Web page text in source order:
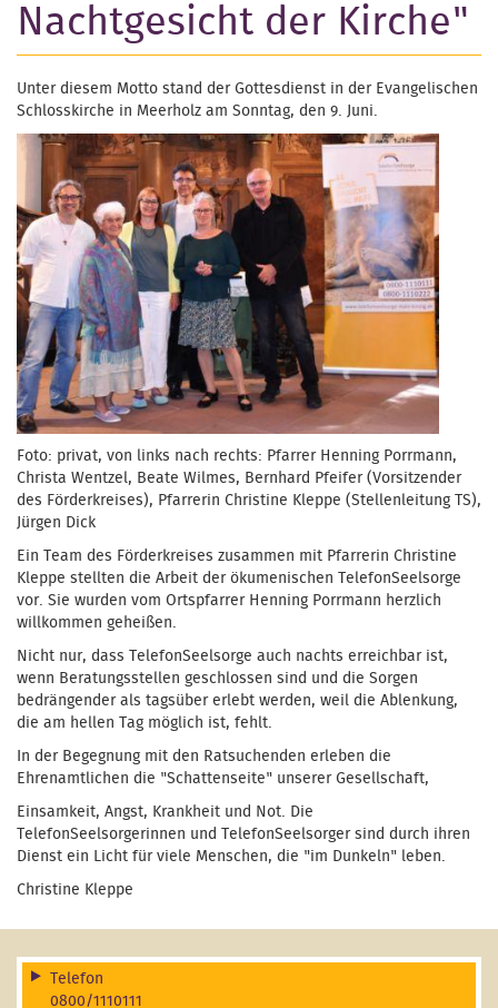
Nachtgesicht der Kirche"
Unter diesem Motto stand der Gottesdienst in der Evangelischen
Schlosskirche in Meerholz am Sonntag, den 9. Juni.
Foto: privat, von links nach rechts: Pfarrer Henning Porrmann,
Christa Wentzel, Beate Wilmes, Bernhard Pfeifer (Vorsitzender
des Förderkreises), Pfarrerin Christine Kleppe (Stellenleitung TS),
Jürgen Dick
Ein Team des Förderkreises zusammen mit Pfarrerin Christine
Kleppe stellten die Arbeit der ökumenischen TelefonSeelsorge
vor. Sie wurden vom Ortspfarrer Henning Porrmann herzlich
willkommen geheißen.
Nicht nur, dass TelefonSeelsorge auch nachts erreichbar ist,
wenn Beratungsstellen geschlossen sind und die Sorgen
bedrängender als tagsüber erlebt werden, weil die Ablenkung,
die am hellen Tag möglich ist, fehlt.
In der Begegnung mit den Ratsuchenden erleben die
Ehrenamtlichen die "Schattenseite" unserer Gesellschaft,
Einsamkeit, Angst, Krankheit und Not. Die
TelefonSeelsorgerinnen und TelefonSeelsorger sind durch ihren
Dienst ein Licht für viele Menschen, die "im Dunkeln" leben.
Christine Kleppe
Telefon
0800/1110111